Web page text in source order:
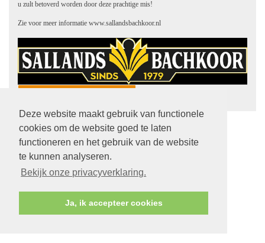
Deze website maakt gebruik van functionele
cookies om de website goed te laten
functioneren en het gebruik van de website
te kunnen analyseren.
Bekijk onze privacyverklaring.
Ja, ik accepteer cookies
u zult betoverd worden door deze prachtige mis!
Zie voor meer informatie www.sallandsbachkoor.nl